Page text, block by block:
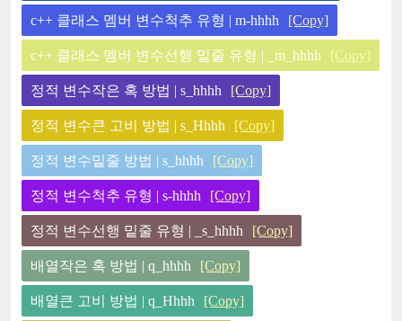
c++ 클래스 멤버 변수척추 유형 | m-hhhh [Copy]
c++ 클래스 멤버 변수선행 밑줄 유형 | _m_hhhh [Copy]
정적 변수작은 혹 방법 | s_hhhh [Copy]
정적 변수큰 고비 방법 | s_Hhhh [Copy]
정적 변수밑줄 방법 | s_hhhh [Copy]
정적 변수척추 유형 | s-hhhh [Copy]
정적 변수선행 밑줄 유형 | _s_hhhh [Copy]
배열작은 혹 방법 | q_hhhh [Copy]
배열큰 고비 방법 | q_Hhhh [Copy]